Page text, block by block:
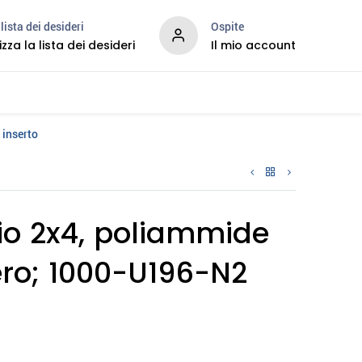
dei desideri
la lista dei desideri
Ospite
Il mio account
2x4, poliammide
1000-U196-N2